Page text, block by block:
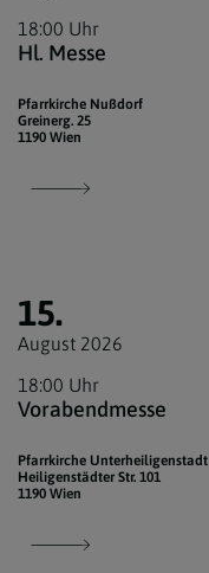
18:00 Uhr
Hl. Messe
Pfarrkirche Nußdorf
Greinerg. 25
1190 Wien
15.
August 2026
18:00 Uhr
Vorabendmesse
Pfarrkirche Unterheiligenstadt
Heiligenstädter Str. 101
1190 Wien